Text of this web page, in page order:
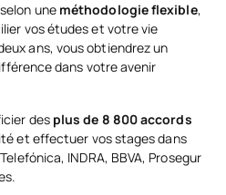
une méthodologie flexible,
vos études et votre vie
ans, vous obtiendrez un
dans votre avenir
des plus de 8 800 accords
et effectuer vos stages dans
INDRA, BBVA, Prosegur